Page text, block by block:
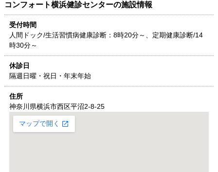
コンフォート横浜健診センターの施設情報
受付時間
人間ドック/生活習慣病健康診断：8時20分～、定期健康診断/14
時30分～
休診日
隔週日曜・祝日・年末年始
住所
神奈川県横浜市西区平沼2-8-25